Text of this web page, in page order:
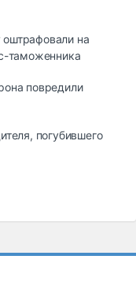
на
таможенника
повредили
погубившего